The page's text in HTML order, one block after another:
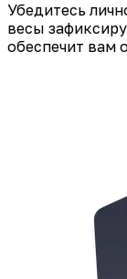
Убедитесь
весы
обеспечит вам